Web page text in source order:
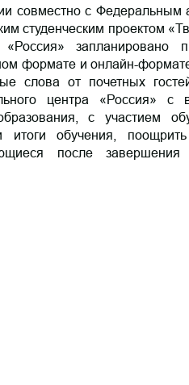
совместно с Федеральным
студенческим проектом
запланировано
формате и онлайн-
слова от почетных
центра «Россия» с
с участием
итоги обучения,
после завершения